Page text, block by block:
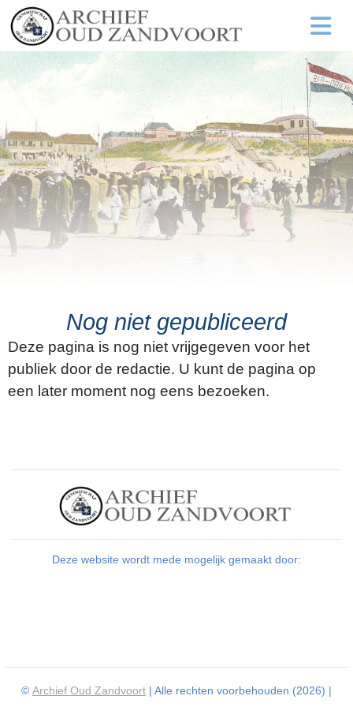
Nog niet gepubliceerd
Deze pagina is nog niet vrijgegeven voor het
publiek door de redactie. U kunt de pagina op
een later moment nog eens bezoeken.
Deze website wordt mede mogelijk gemaakt door:
© Archief Oud Zandvoort | Alle rechten voorbehouden (2026) |